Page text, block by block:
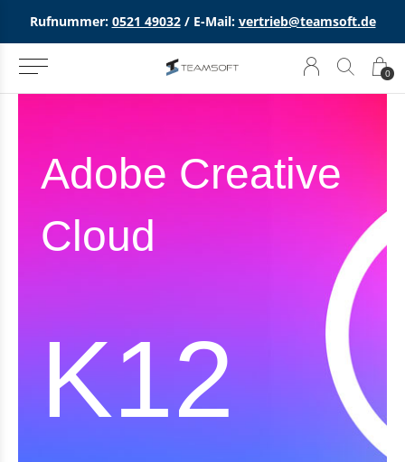
0
Rufnummer: 0521 49032/ E-Mail: vertrieb@teamsoft.de
Adobe Creative
Cloud
K12